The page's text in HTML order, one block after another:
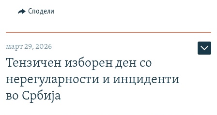
Сподели
март 29, 2026
Тензичен изборен ден со
нерегуларности и инциденти
во Србија